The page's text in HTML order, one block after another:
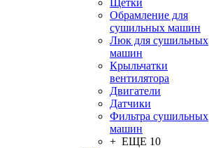
Щетки
Обрамление для
сушильных машин
Люк для сушильных
машин
Крыльчатки
вентилятора
Двигатели
Датчики
Фильтра сушильных
машин
+ ЕЩЕ 10